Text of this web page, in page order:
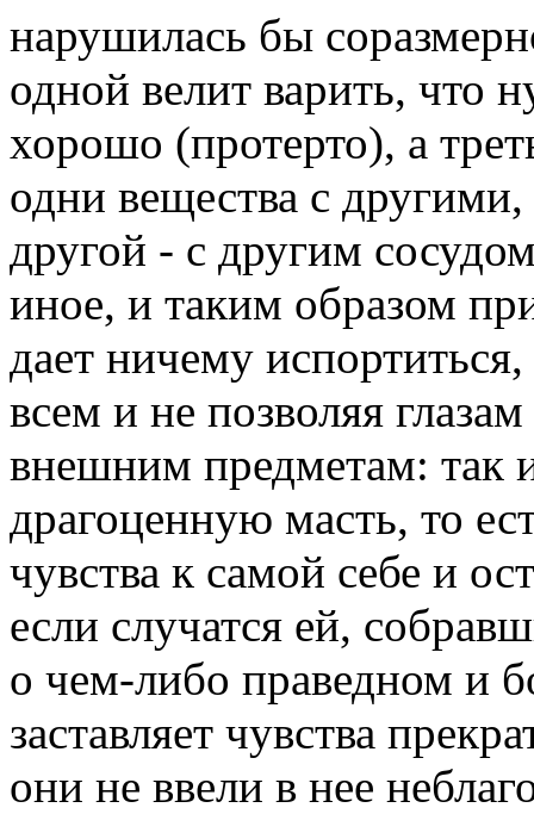
нарушилась бы
одной велит варить, что
хорошо (протерто), а
одни вещества с
другой - с другим
иное, и таким образом
дает ничему
всем и не позволяя
внешним предметам: так
драгоценную масть, то
чувства к самой себе и
если случатся ей,
о чем-либо праведном и
заставляет чувства
они не ввели в нее